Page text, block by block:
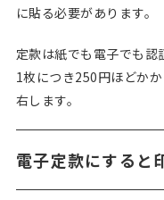
に貼る必要があります。
定款は紙でも電子でも認
1枚につき250円ほどか
右します。
電子定款にすると